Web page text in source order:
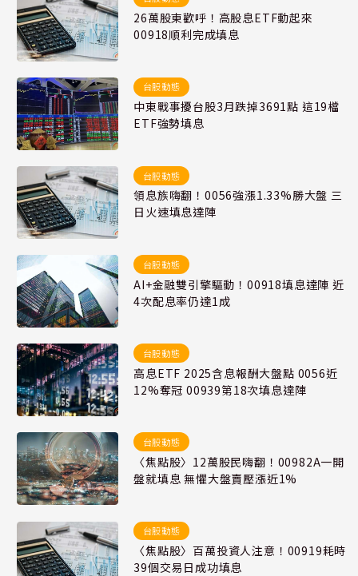
26萬股東歡呼！高股息ETF動起來
00918順利完成填息
台股動態
中東戰事擾台股3月跌掉3691點 這19檔
ETF強勢填息
台股動態
領息族嗨翻！0056強漲1.33%勝大盤 三
日火速填息達陣
台股動態
AI+金融雙引擎驅動！00918填息達陣 近
4次配息率仍達1成
台股動態
高息ETF 2025含息報酬大盤點 0056近
12%奪冠 00939第18次填息達陣
台股動態
〈焦點股〉12萬股民嗨翻！00982A一開
盤就填息 無懼大盤賣壓漲近1%
台股動態
〈焦點股〉百萬投資人注意！00919耗時
39個交易日成功填息